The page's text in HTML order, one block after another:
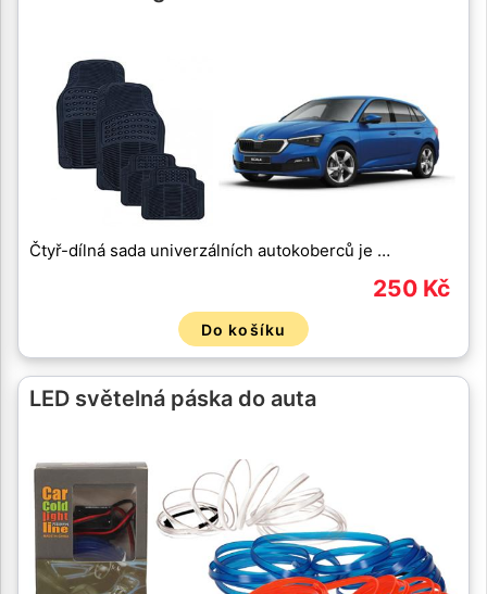
Čtyř-dílná sada univerzálních autokoberců je …
250 Kč
Do košíku
LED světelná páska do auta